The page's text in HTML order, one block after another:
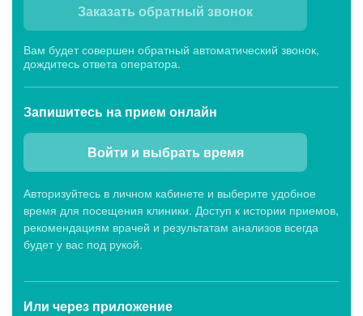
Заказать обратный звонок
Вам будет совершен обратный автоматический звонок,
дождитесь ответа оператора.
Запишитесь на прием онлайн
Войти и выбрать время
Авторизуйтесь в личном кабинете и выберите удобное
время для посещения клиники. Доступ к истории приемов,
рекомендациям врачей и результатам анализов всегда
будет у вас под рукой.
Или через приложение